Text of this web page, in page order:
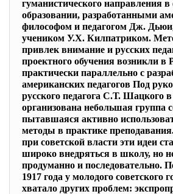
гуманистического направления
образовании, разработанными
философом и педагогом Дж.
учеником У.Х. Килпатриком.
привлек внимание и русских
проектного обучения возникли в
практически параллельно с
американских педагогов Под
русского педагога С.Т. Шацкого
организована небольшая группа
пытавшаяся активно
методы в практике
при советской власти эти идеи
широко внедряться в школу, но
продуманно и последовательно.
1917 года у молодого советского
хватало других проблем: